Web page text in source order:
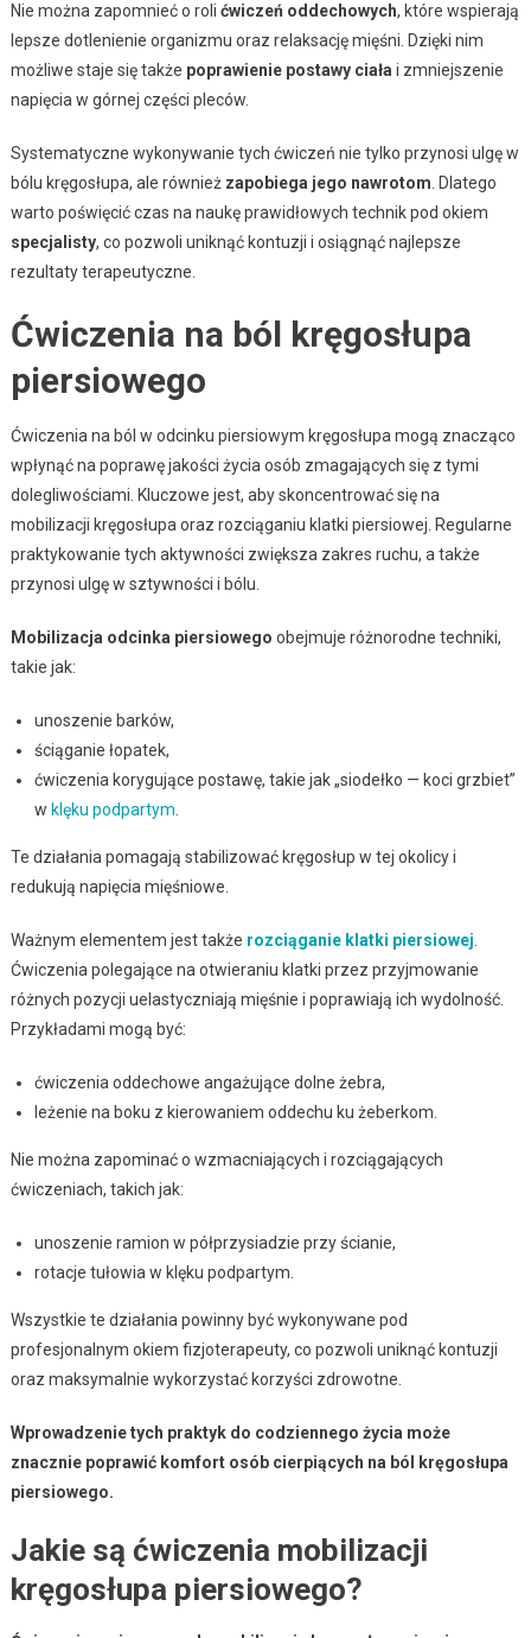
Nie można zapomnieć o roli ćwiczeń oddechowych, które wspierają
lepsze dotlenienie organizmu oraz relaksację mięśni. Dzięki nim
możliwe staje się także poprawienie postawy ciałai zmniejszenie
napięcia w górnej części pleców.
Systematyczne wykonywanie tych ćwiczeń nie tylko przynosi ulgę w
bólu kręgosłupa, ale również zapobiega jego nawrotom. Dlatego
warto poświęcić czas na naukę prawidłowych technik pod okiem
specjalisty, co pozwoli uniknąć kontuzji i osiągnąć najlepsze
rezultaty terapeutyczne.
Ćwiczenia na ból kręgosłupa
piersiowego
Ćwiczenia na ból w odcinku piersiowym kręgosłupa mogą znacząco
wpłynąć na poprawę jakości życia osób zmagających się z tymi
dolegliwościami. Kluczowe jest, aby skoncentrować się na
mobilizacji kręgosłupa oraz rozciąganiu klatki piersiowej. Regularne
praktykowanie tych aktywności zwiększa zakres ruchu, a także
przynosi ulgę w sztywności i bólu.
Mobilizacja odcinka piersiowego obejmuje różnorodne techniki,
takie jak:
unoszenie barków,
ściąganie łopatek,
ćwiczenia korygujące postawę, takie jak „siodełko — koci grzbiet”
w klęku podpartym.
Te działania pomagają stabilizować kręgosłup w tej okolicy i
redukują napięcia mięśniowe.
Ważnym elementem jest także rozciąganie klatki piersiowej.
Ćwiczenia polegające na otwieraniu klatki przez przyjmowanie
różnych pozycji uelastyczniają mięśnie i poprawiają ich wydolność.
Przykładami mogą być:
ćwiczenia oddechowe angażujące dolne żebra,
leżenie na boku z kierowaniem oddechu ku żeberkom.
Nie można zapominać o wzmacniających i rozciągających
ćwiczeniach, takich jak:
unoszenie ramion w półprzysiadzie przy ścianie,
rotacje tułowia w klęku podpartym.
Wszystkie te działania powinny być wykonywane pod
profesjonalnym okiem fizjoterapeuty, co pozwoli uniknąć kontuzji
oraz maksymalnie wykorzystać korzyści zdrowotne.
Wprowadzenie tych praktyk do codziennego życia może
znacznie poprawić komfort osób cierpiących na ból kręgosłupa
piersiowego.
Jakie są ćwiczenia mobilizacji
kręgosłupa piersiowego?